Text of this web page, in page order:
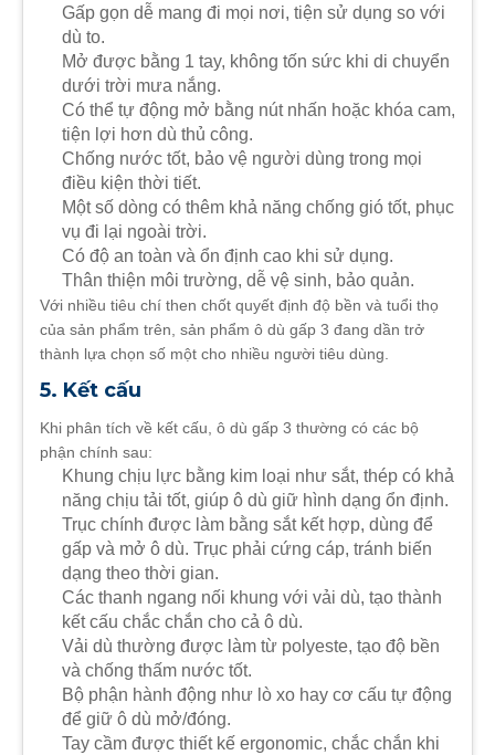
Gấp gọn dễ mang đi mọi nơi, tiện sử dụng so với
dù to.
Mở được bằng 1 tay, không tốn sức khi di chuyển
dưới trời mưa nắng.
Có thể tự động mở bằng nút nhấn hoặc khóa cam,
tiện lợi hơn dù thủ công.
Chống nước tốt, bảo vệ người dùng trong mọi
điều kiện thời tiết.
Một số dòng có thêm khả năng chống gió tốt, phục
vụ đi lại ngoài trời.
Có độ an toàn và ổn định cao khi sử dụng.
Thân thiện môi trường, dễ vệ sinh, bảo quản.
Với nhiều tiêu chí then chốt quyết định độ bền và tuổi thọ
của sản phẩm trên, sản phẩm ô dù gấp 3 đang dần trở
thành lựa chọn số một cho nhiều người tiêu dùng.
5. Kết cấu
Khi phân tích về kết cấu, ô dù gấp 3 thường có các bộ
phận chính sau:
Khung chịu lực bằng kim loại như sắt, thép có khả
năng chịu tải tốt, giúp ô dù giữ hình dạng ổn định.
Trục chính được làm bằng sắt kết hợp, dùng để
gấp và mở ô dù. Trục phải cứng cáp, tránh biến
dạng theo thời gian.
Các thanh ngang nối khung với vải dù, tạo thành
kết cấu chắc chắn cho cả ô dù.
Vải dù thường được làm từ polyeste, tạo độ bền
và chống thấm nước tốt.
Bộ phận hành động như lò xo hay cơ cấu tự động
để giữ ô dù mở/đóng.
Tay cầm được thiết kế ergonomic, chắc chắn khi